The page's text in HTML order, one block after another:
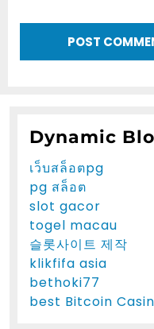
Dynamic
เว็บสล็อตpg
pg สล็อต
slot gacor
togel macau
슬롯사이트 제작
klikfifa asia
bethoki77
best Bitcoin